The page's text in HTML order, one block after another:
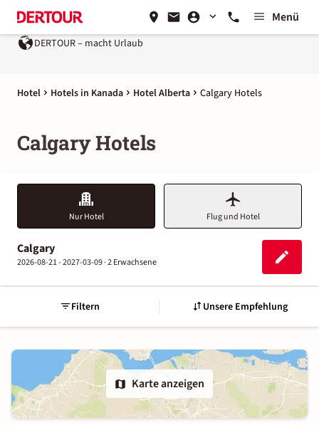
Menü
DERTOUR – macht Urlaub
Hotel Hotels in Kanada Hotel Alberta Calgary Hotels
Calgary Hotels
Nur Hotel Flug und Hotel
Calgary
2026-08-21 - 2027-03-09 ·2 Erwachsene
Filtern Unsere Empfehlung
Karte anzeigen